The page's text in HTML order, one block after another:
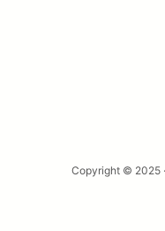
Copyright © 2025 ·